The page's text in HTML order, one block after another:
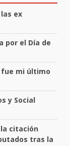
ex
por el Día de
fue mi último
y Social
citación
tras la